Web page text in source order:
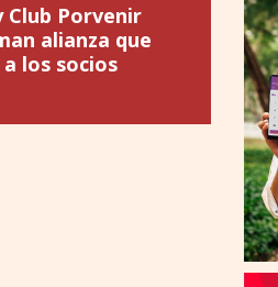
Club Porvenir
alianza que
los socios